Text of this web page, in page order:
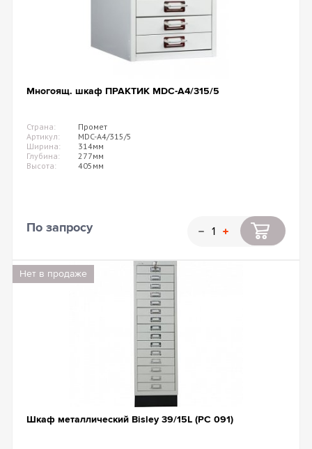
Многоящ. шкаф ПРАКТИК MDC-A4/315/5
Страна:
Промет
Артикул:
MDC-A4/315/5
Ширина:
314мм
Глубина:
277мм
Высота:
405мм
По запросу
Нет в продаже
Шкаф металлический Bisley 39/15L (PC 091)